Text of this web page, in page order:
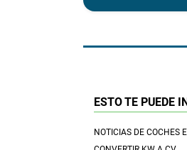
ESTO TE PUEDE
NOTICIAS DE COCHES